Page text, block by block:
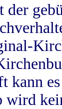
der
kann
wird